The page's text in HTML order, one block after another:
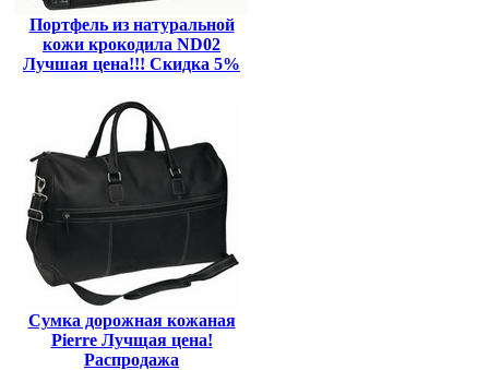
Портфель из натуральной
кожи крокодила ND02
Лучшая цена!!! Скидка 5%
Сумка дорожная кожаная
Pierre Лучщая цена!
Распродажа